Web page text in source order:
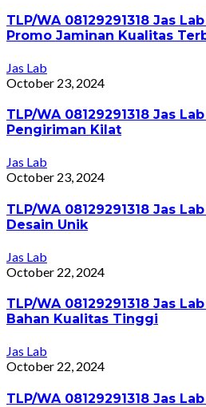
TLP/WA 08129291318 Jas
Promo Jaminan Kualitas
Jas Lab
October 23, 2024
TLP/WA 08129291318 Jas
Pengiriman Kilat
Jas Lab
October 23, 2024
TLP/WA 08129291318 Jas
Desain Unik
Jas Lab
October 22, 2024
TLP/WA 08129291318 Jas
Bahan Kualitas Tinggi
Jas Lab
October 22, 2024
TLP/WA 08129291318 Jas